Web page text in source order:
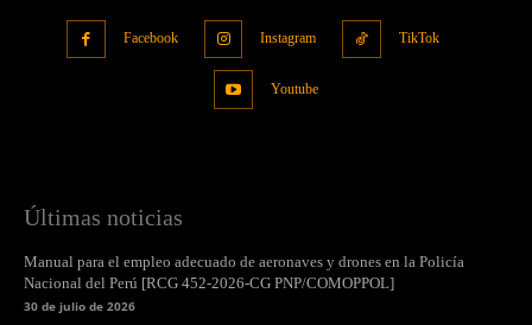
Facebook Instagram TikTok
Youtube
Últimas noticias
Manual para el empleo adecuado de aeronaves y drones en la Policía
Nacional del Perú [RCG 452-2026-CG PNP/COMOPPOL]
30 de julio de 2026